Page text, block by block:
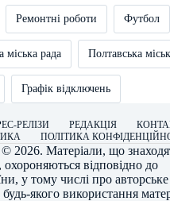
Ремонтні роботи Футбол
міська рада Полтавська
Графік відключень
РЕЛІЗИ РЕДАКЦІЯ
ПОЛІТИКА
2026. Матеріали, що
, охороняються відповідно до
у тому числі про
якого використання